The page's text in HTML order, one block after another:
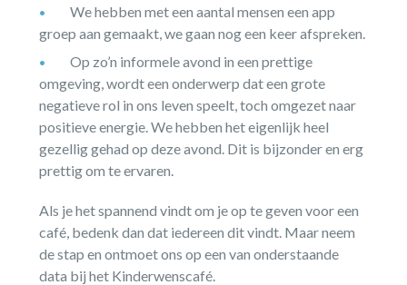
We hebben met een aantal mensen een app
groep aan gemaakt, we gaan nog een keer afspreken.
Op zo’n informele avond in een prettige
omgeving, wordt een onderwerp dat een grote
negatieve rol in ons leven speelt, toch omgezet naar
positieve energie. We hebben het eigenlijk heel
gezellig gehad op deze avond. Dit is bijzonder en erg
prettig om te ervaren.
Als je het spannend vindt om je op te geven voor een
café, bedenk dan dat iedereen dit vindt. Maar neem
de stap en ontmoet ons op een van onderstaande
data bij het Kinderwenscafé.